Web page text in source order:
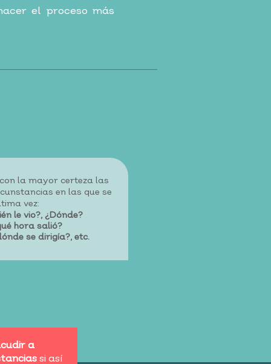
el proceso más
la mayor certeza las
en las que se
vez:
le vio?, ¿Dónde?
hora salió?
se dirigía?, etc.
a
si así